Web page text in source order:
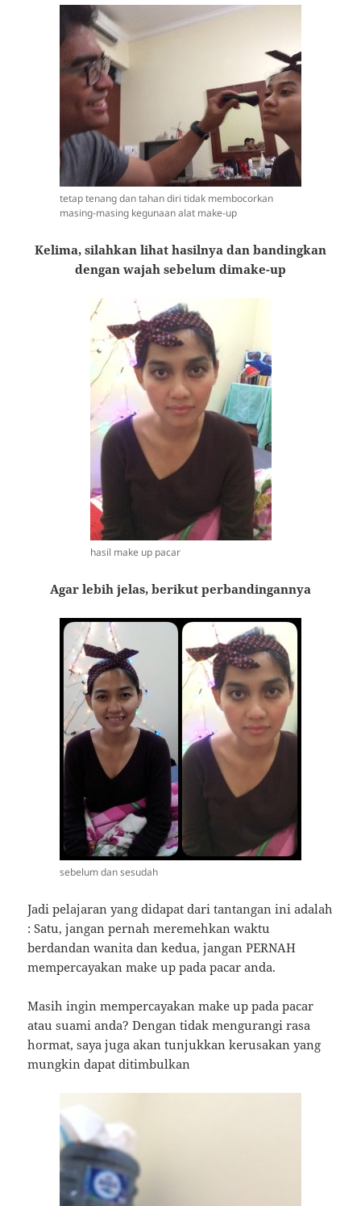
tetap tenang dan tahan diri tidak membocorkan
masing-masing kegunaan alat make-up
Kelima, silahkan lihat hasilnya dan bandingkan
dengan wajah sebelum dimake-up
hasil make up pacar
Agar lebih jelas, berikut perbandingannya
sebelum dan sesudah
Jadi pelajaran yang didapat dari tantangan ini adalah
: Satu, jangan pernah meremehkan waktu
berdandan wanita dan kedua, jangan PERNAH
mempercayakan make up pada pacar anda.
Masih ingin mempercayakan make up pada pacar
atau suami anda? Dengan tidak mengurangi rasa
hormat, saya juga akan tunjukkan kerusakan yang
mungkin dapat ditimbulkan